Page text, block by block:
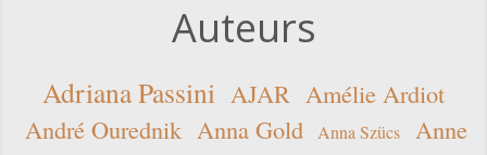
Auteurs
Adriana Passini AJAR Amélie Ardiot
André Ourednik Anna Gold Anna Szücs
Anne